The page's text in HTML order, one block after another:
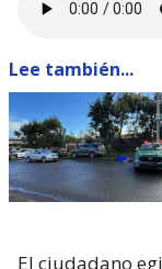
Lee también...
El ciudadano